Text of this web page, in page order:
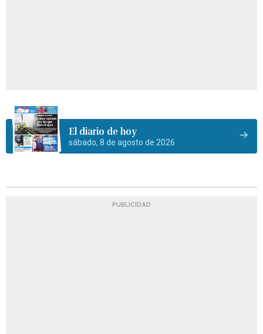
El diario de hoy
sábado, 8 de agosto de 2026
PUBLICIDAD